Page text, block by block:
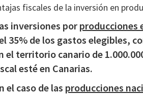
fiscales de la inversión en
inversiones por producciones
35% de los gastos elegibles,
el territorio canario de
esté en Canarias.
el caso de las producciones